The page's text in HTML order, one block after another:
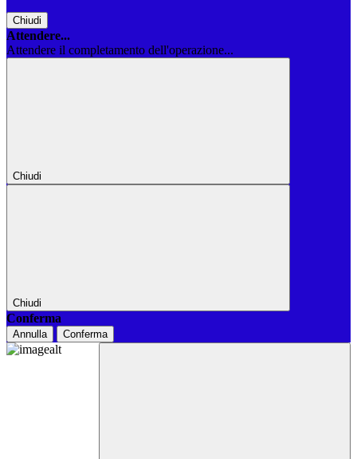
Chiudi
Attendere...
Attendere il completamento dell'operazione...
Chiudi
Chiudi
Conferma
Annulla Conferma